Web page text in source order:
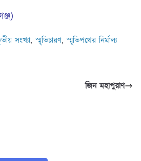
সংখ্যা,স্মৃতিচারণ,স্মৃতিপথের নির্মাল্য
জিন মহাপুরাণ